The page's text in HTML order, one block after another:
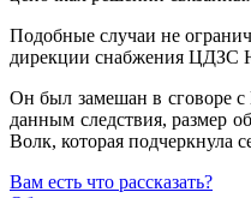
Подобные случаи не
дирекции снабжения ЦДЗС
Он был замешан в сговоре
данным следствия, размер
Волк, которая подчеркнула
Вам есть что рассказать?